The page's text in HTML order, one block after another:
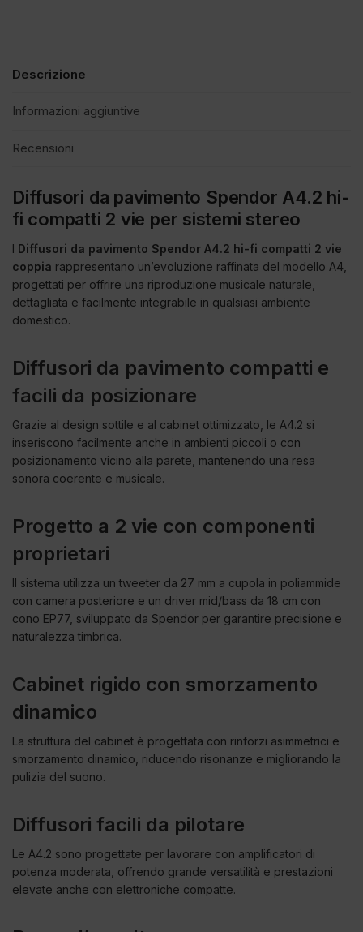
Descrizione
Informazioni aggiuntive
Recensioni
Diffusori da pavimento Spendor A4.2 hi-
fi compatti 2 vie per sistemi stereo
I Diffusori da pavimento Spendor A4.2 hi-fi compatti 2 vie
coppia rappresentano un’evoluzione raffinata del modello A4,
progettati per offrire una riproduzione musicale naturale,
dettagliata e facilmente integrabile in qualsiasi ambiente
domestico.
Diffusori da pavimento compatti e
facili da posizionare
Grazie al design sottile e al cabinet ottimizzato, le A4.2 si
inseriscono facilmente anche in ambienti piccoli o con
posizionamento vicino alla parete, mantenendo una resa
sonora coerente e musicale.
Progetto a 2 vie con componenti
proprietari
Il sistema utilizza un tweeter da 27 mm a cupola in poliammide
con camera posteriore e un driver mid/bass da 18 cm con
cono EP77, sviluppato da Spendor per garantire precisione e
naturalezza timbrica.
Cabinet rigido con smorzamento
dinamico
La struttura del cabinet è progettata con rinforzi asimmetrici e
smorzamento dinamico, riducendo risonanze e migliorando la
pulizia del suono.
Diffusori facili da pilotare
Le A4.2 sono progettate per lavorare con amplificatori di
potenza moderata, offrendo grande versatilità e prestazioni
elevate anche con elettroniche compatte.